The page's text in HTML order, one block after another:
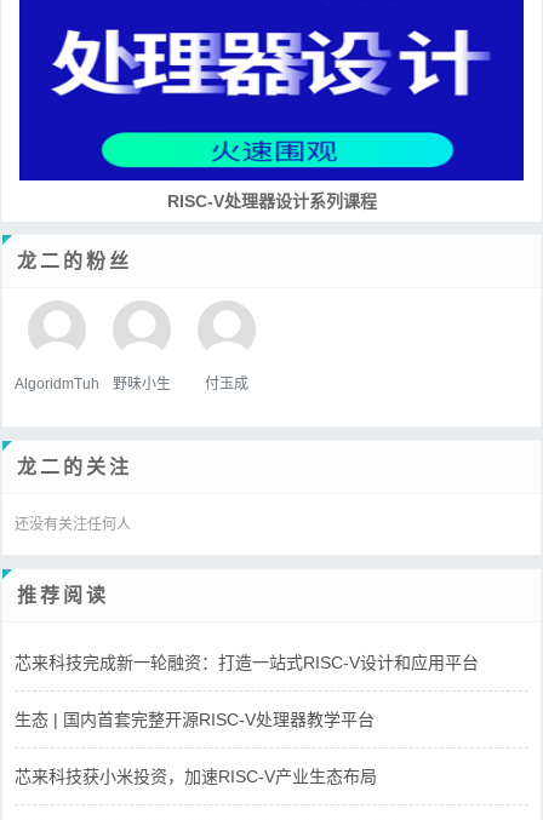
RISC-V处理器设计系列课程
龙二的粉丝
AlgoridmTuh 野味小生 付玉成
龙二的关注
还没有关注任何人
推荐阅读
芯来科技完成新一轮融资：打造一站式RISC-V设计和应用平台
生态 | 国内首套完整开源RISC-V处理器教学平台
芯来科技获小米投资，加速RISC-V产业生态布局